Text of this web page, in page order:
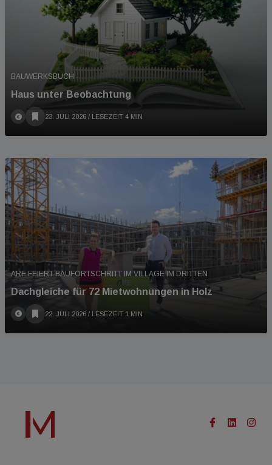
BAUWERKSBUCH
Haus unter Beobachtung
23. JULI 2026 / LESEZEIT 4 MIN
ARE FEIERT BAUFORTSCHRITT IM VILLAGE IM DRITTEN
Dachgleiche für 72 Mietwohnungen in Holz
22. JULI 2026 / LESEZEIT 1 MIN